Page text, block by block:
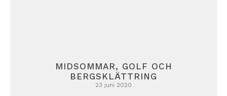
MIDSOMMAR, GOLF OCH
BERGSKLÄTTRING
23 juni 2020